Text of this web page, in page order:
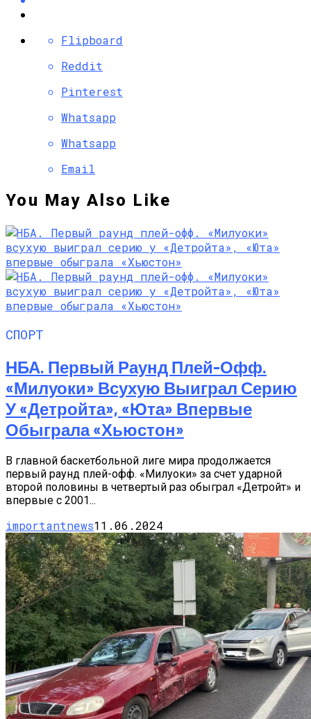
Flipboard
Reddit
Pinterest
Whatsapp
Whatsapp
Email
You May Also Like
СПОРТ
НБА. Первый Раунд Плей-Офф.
«Милуоки» Всухую Выиграл Серию
У «Детройта», «Юта» Впервые
Обыграла «Хьюстон»
В главной баскетбольной лиге мира продолжается
первый раунд плей-офф. «Милуоки» за счет ударной
второй половины в четвертый раз обыграл «Детройт» и
впервые с 2001...
importantnews11.06.2024